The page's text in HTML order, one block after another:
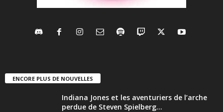
ENCORE PLUS DE NOUVELLES
Indiana Jones et les aventuriers de l’arche
perdue de Steven Spielberg...